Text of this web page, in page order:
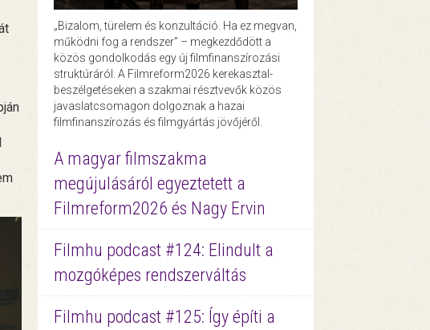
„Bizalom, türelem és konzultáció. Ha ez megvan,
működni fog a rendszer” – megkezdődött a
közös gondolkodás egy új filmfinanszírozási
struktúráról. A Filmreform2026 kerekasztal-
beszélgetéseken a szakmai résztvevők közös
javaslatcsomagon dolgoznak a hazai
filmfinanszírozás és filmgyártás jövőjéről.
A magyar filmszakma
megújulásáról egyeztetett a
Filmreform2026 és Nagy Ervin
Filmhu podcast #124: Elindult a
mozgóképes rendszerváltás
Filmhu podcast #125: Így építi a